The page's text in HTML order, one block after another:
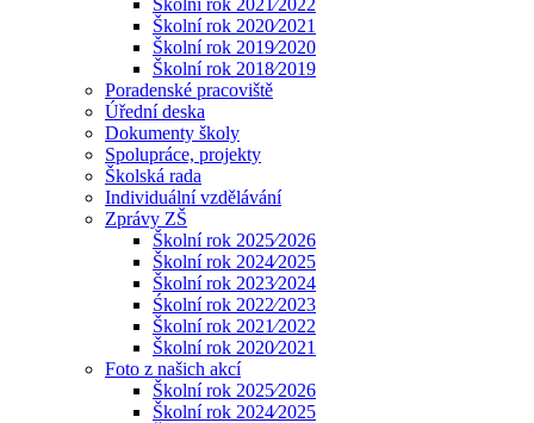
Školní rok 2021⁄2022
Školní rok 2020⁄2021
Školní rok 2019⁄2020
Školní rok 2018⁄2019
Poradenské pracoviště
Úřední deska
Dokumenty školy
Spolupráce, projekty
Školská rada
Individuální vzdělávání
Zprávy ZŠ
Školní rok 2025⁄2026
Školní rok 2024⁄2025
Školní rok 2023⁄2024
Śkolní rok 2022⁄2023
Školní rok 2021⁄2022
Školní rok 2020⁄2021
Foto z našich akcí
Školní rok 2025⁄2026
Školní rok 2024⁄2025